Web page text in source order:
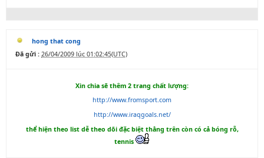
hong that cong
Đã gửi : 26/04/2009 lúc 01:02:45(UTC)
Xin chia sẽ thêm 2 trang chất lượng:
http://www.fromsport.com
http://www.iraqgoals.net/
thể hiện theo list dễ theo dõi đặc biệt thằng trên còn có cả bóng rỗ,
tennis